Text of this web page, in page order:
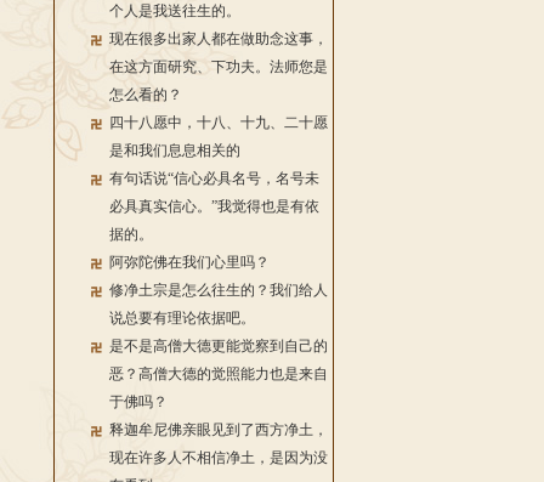
个人是我送往生的。
现在很多出家人都在做助念这事，
在这方面研究、下功夫。法师您是
怎么看的？
四十八愿中，十八、十九、二十愿
是和我们息息相关的
有句话说“信心必具名号，名号未
必具真实信心。”我觉得也是有依
据的。
阿弥陀佛在我们心里吗？
修净土宗是怎么往生的？我们给人
说总要有理论依据吧。
是不是高僧大德更能觉察到自己的
恶？高僧大德的觉照能力也是来自
于佛吗？
释迦牟尼佛亲眼见到了西方净土，
现在许多人不相信净土，是因为没